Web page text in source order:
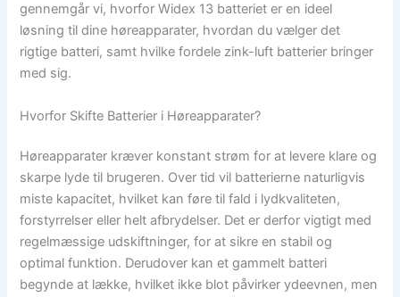
gennemgår vi, hvorfor Widex 13 batteriet er en ideel
løsning til dine høreapparater, hvordan du vælger det
rigtige batteri, samt hvilke fordele zink-luft batterier bringer
med sig.
Hvorfor Skifte Batterier i Høreapparater?
Høreapparater kræver konstant strøm for at levere klare og
skarpe lyde til brugeren. Over tid vil batterierne naturligvis
miste kapacitet, hvilket kan føre til fald i lydkvaliteten,
forstyrrelser eller helt afbrydelser. Det er derfor vigtigt med
regelmæssige udskiftninger, for at sikre en stabil og
optimal funktion. Derudover kan et gammelt batteri
begynde at lække, hvilket ikke blot påvirker ydeevnen, men